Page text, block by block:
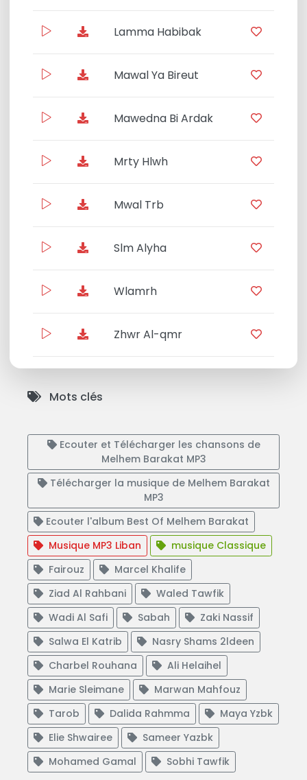
Lamma Habibak
Mawal Ya Bireut
Mawedna Bi Ardak
Mrty Hlwh
Mwal Trb
Slm Alyha
Wlamrh
Zhwr Al-qmr
Mots clés
Ecouter et Télécharger les chansons de
Melhem Barakat MP3
Télécharger la musique de Melhem Barakat
MP3
Ecouter l'album Best Of Melhem Barakat
Musique MP3 Liban
musique Classique
Fairouz
Marcel Khalife
Ziad Al Rahbani
Waled Tawfik
Wadi Al Safi
Sabah
Zaki Nassif
Salwa El Katrib
Nasry Shams 2ldeen
Charbel Rouhana
Ali Helaihel
Marie Sleimane
Marwan Mahfouz
Tarob
Dalida Rahmma
Maya Yzbk
Elie Shwairee
Sameer Yazbk
Mohamed Gamal
Sobhi Tawfik